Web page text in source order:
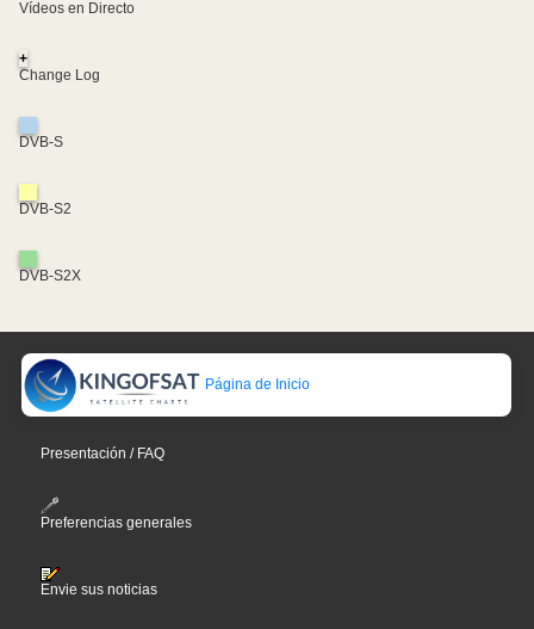
Vídeos en Directo
+
Change Log
DVB-S
DVB-S2
DVB-S2X
Página de Inicio
Presentación / FAQ
Preferencias generales
Envie sus noticias